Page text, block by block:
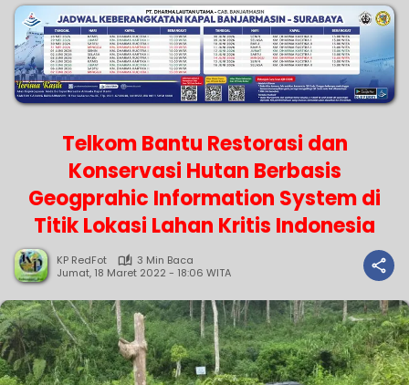
Telkom Bantu Restorasi dan
Konservasi Hutan Berbasis
Geogprahic Information System di
Titik Lokasi Lahan Kritis Indonesia
KP RedFot
3 Min Baca
Jumat, 18 Maret 2022 - 18:06 WITA